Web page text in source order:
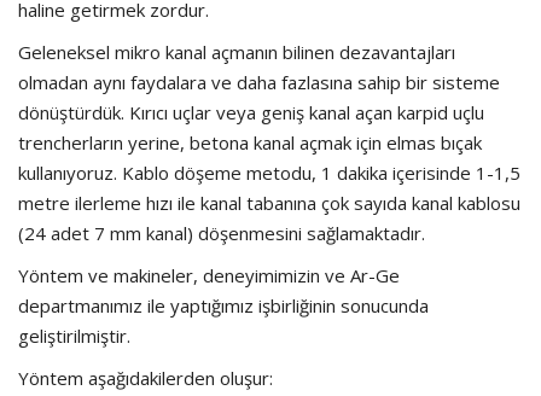
haline getirmek zordur.
Geleneksel mikro kanal açmanın bilinen dezavantajları
olmadan aynı faydalara ve daha fazlasına sahip bir sisteme
dönüştürdük. Kırıcı uçlar veya geniş kanal açan karpid uçlu
trencherların yerine, betona kanal açmak için elmas bıçak
kullanıyoruz. Kablo döşeme metodu, 1 dakika içerisinde 1-1,5
metre ilerleme hızı ile kanal tabanına çok sayıda kanal kablosu
(24 adet 7 mm kanal) döşenmesini sağlamaktadır.
Yöntem ve makineler, deneyimimizin ve Ar-Ge
departmanımız ile yaptığımız işbirliğinin sonucunda
geliştirilmiştir.
Yöntem aşağıdakilerden oluşur: